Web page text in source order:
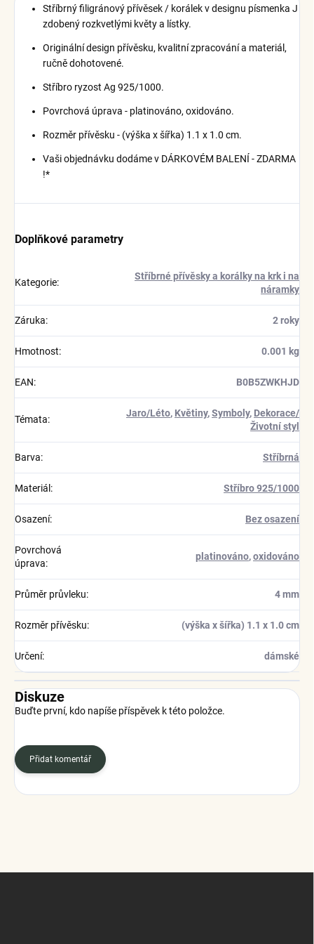
Stříbrný filigránový přívěsek / korálek v designu písmenka J
zdobený rozkvetlými květy a lístky.
Originální design přívěsku, kvalitní zpracování a materiál,
ručně dohotovené.
Stříbro ryzost Ag 925/1000.
Povrchová úprava - platinováno, oxidováno.
Rozměr přívěsku - (výška x šířka) 1.1 x 1.0 cm.
Vaši objednávku dodáme v DÁRKOVÉM BALENÍ - ZDARMA
!*
Doplňkové parametry
Kategorie:
Stříbrné přívěsky a korálky na krk i na
náramky
Záruka: 2 roky
Hmotnost: 0.001 kg
EAN: B0B5ZWKHJD
Témata:
Jaro/Léto, Květiny,Symboly, Dekorace/
Životní styl
Barva: Stříbrná
Materiál : Stříbro 925/1000
Osazení: Bez osazení
Povrchová
úprava:
platinováno,oxidováno
Průměr průvleku: 4 mm
Rozměr přívěsku: (výška x šířka) 1.1 x 1.0 cm
Určení: dámské
Diskuze
Buďte první, kdo napíše příspěvek k této položce.
Přidat komentář